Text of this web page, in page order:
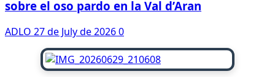
sobre el oso pardo en la Val d’Aran
ADLO 27 de July de 20260